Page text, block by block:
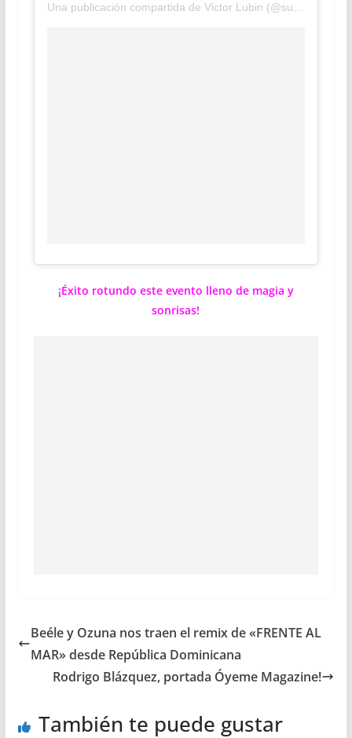
Una publicación compartida de Victor Lubin (@sunsetsmilecreations)
¡Éxito rotundo este evento lleno de magia y
sonrisas!
Beéle y Ozuna nos traen el remix de «FRENTE AL
MAR» desde República Dominicana
Rodrigo Blázquez, portada Óyeme Magazine!
También te puede gustar